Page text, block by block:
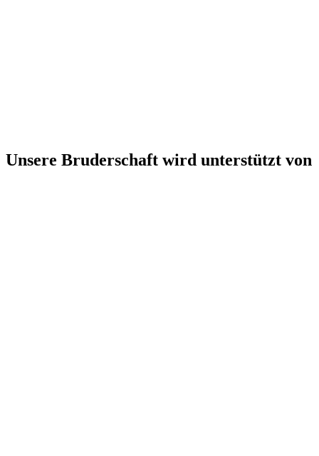
Unsere Bruderschaft wird unterstützt von